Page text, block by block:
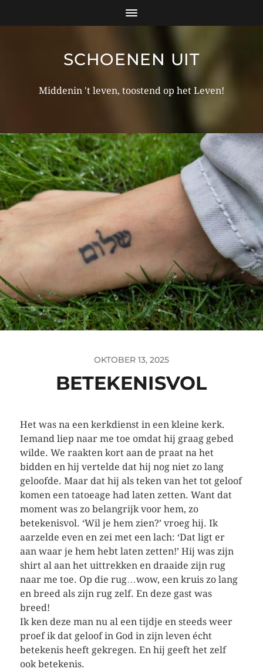
SCHOENEN UIT
Middenin 't leven, toostend op het Leven!
OKTOBER 13, 2025
BETEKENISVOL
Het was na een kerkdienst in een kleine kerk.
Iemand liep naar me toe omdat hij graag gebed
wilde. We raakten kort aan de praat na het
bidden en hij vertelde dat hij nog niet zo lang
geloofde. Maar dat hij als teken van het tot geloof
komen een tatoeage had laten zetten. Want dat
moment was zo belangrijk voor hem, zo
betekenisvol. ‘Wil je hem zien?’ vroeg hij. Ik
aarzelde even en zei met een lach: ‘Dat ligt er
aan waar je hem hebt laten zetten!’ Hij was zijn
shirt al aan het uittrekken en draaide zijn rug
naar me toe. Op die rug…wow, een kruis zo lang
en breed als zijn rug zelf. En deze gast was
breed!
Ik ken deze man nu al een tijdje en steeds weer
proef ik dat geloof in God in zijn leven écht
betekenis heeft gekregen. En hij geeft het zelf
ook betekenis.